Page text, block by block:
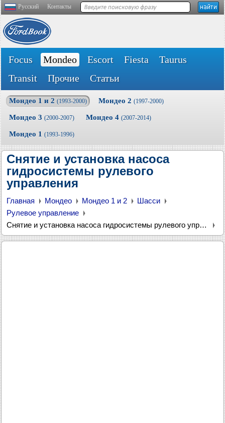
Русский Контакты
Focus Mondeo Escort Fiesta
Taurus
Transit
Прочие Статьи
Мондео 1 и 2 (1993-2000) Мондео 2 (1997-2000)
Мондео 3 (2000-2007) Мондео 4 (2007-2014)
Мондео 1 (1993-1996)
Снятие и установка насоса
гидросистемы рулевого
управления
Главная Мондео Мондео 1 и 2
Шасси
Рулевое управление
Снятие и установка насоса гидросистемы рулевого управления